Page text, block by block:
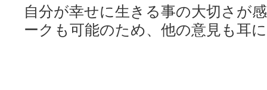
自分が幸せに生きる事の大切さが
ークも可能のため、他の意見も耳